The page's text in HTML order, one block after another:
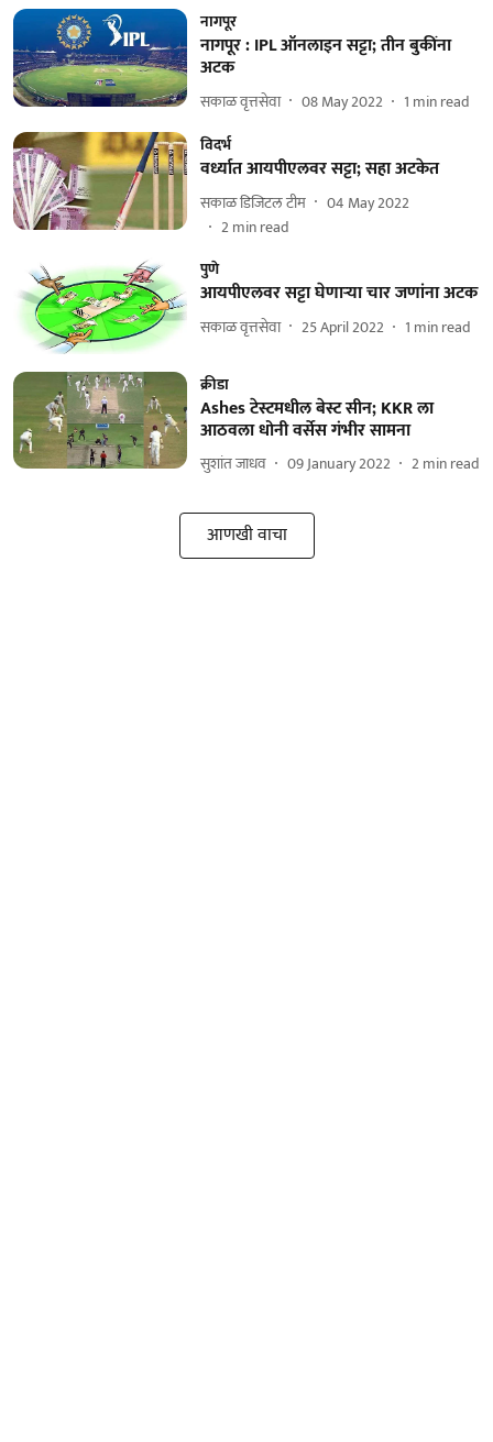
नागपूर
नागपूर : IPL ऑनलाइन सट्टा; तीन बुकींना
अटक
सकाळ वृत्तसेवा 08 May 2022 1 min read
विदर्भ
वर्ध्यात आयपीएलवर सट्टा; सहा अटकेत
सकाळ डिजिटल टीम
04 May 2022
2min read
पुणे
आयपीएलवर सट्टा घेणाऱ्या चार जणांना अटक
सकाळ वृत्तसेवा 25 April 2022 1 min read
क्रीडा
Ashes टेस्टमधील बेस्ट सीन; KKR ला
आठवला धोनी वर्सेस गंभीर सामना
सुशांत जाधव 09 January 2022 2min read
आणखी वाचा